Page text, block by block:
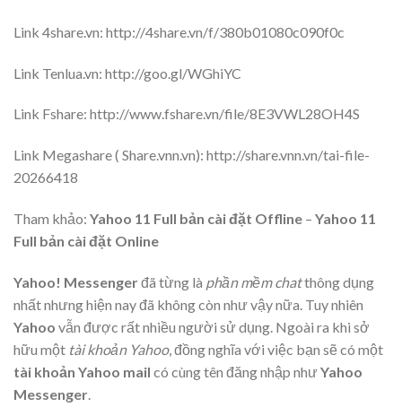
Link 4share.vn: http://4share.vn/f/380b01080c090f0c
Link Tenlua.vn: http://goo.gl/WGhiYC
Link Fshare: http://www.fshare.vn/file/8E3VWL28OH4S
Link Megashare ( Share.vnn.vn): http://share.vnn.vn/tai-file-
20266418
Tham khảo: Yahoo 11 Full bản cài đặt Offline – Yahoo 11
Full bản cài đặt Online
Yahoo! Messengerđã từng là phần mềm chatthông dụng
nhất nhưng hiện nay đã không còn như vậy nữa. Tuy nhiên
Yahoo vẫn được rất nhiều người sử dụng. Ngoài ra khi sở
hữu một tài khoản Yahoo, đồng nghĩa với việc bạn sẽ có một
tài khoản Yahoo mail có cùng tên đăng nhập nhưYahoo
Messenger